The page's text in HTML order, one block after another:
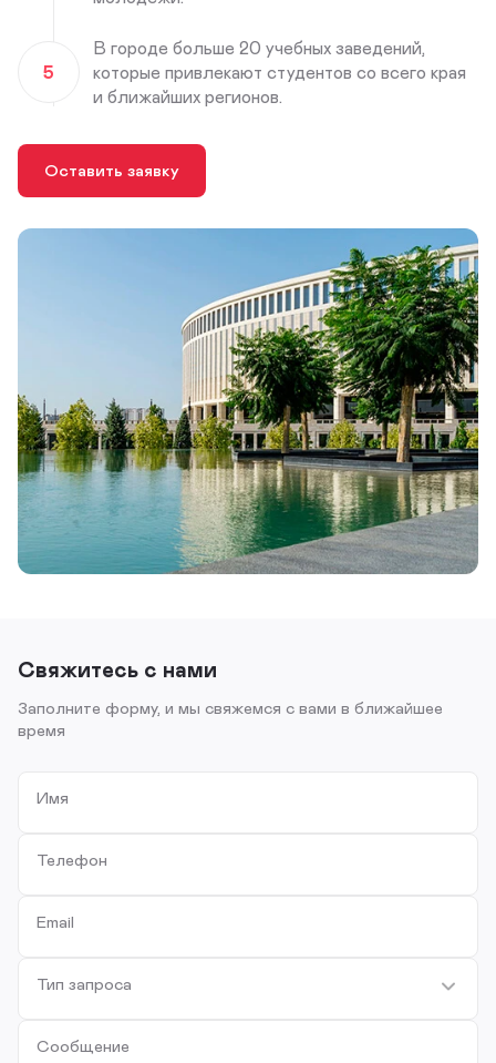
5
В городе больше 20 учебных заведений,
которые привлекают студентов со всего края
и ближайших регионов.
Оставить заявку
Свяжитесь с нами
Заполните форму, и мы свяжемся с вами в ближайшее
время
Имя
Телефон
Email
Тип запроса
Сообщение